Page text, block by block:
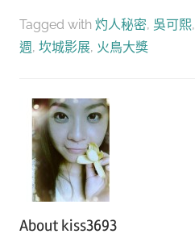
Tagged with 灼人秘密, 吳可熙,
週, 坎城影展, 火鳥大獎
About kiss3693